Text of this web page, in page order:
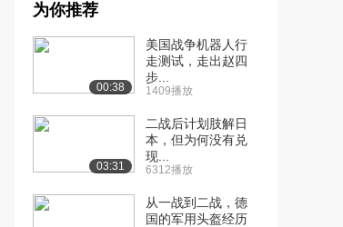
为你推荐
00:38
美国战争机器人行
走测试，走出赵四
步...
1409播放
03:31
二战后计划肢解日
本，但为何没有兑
现...
6312播放
从一战到二战，德
国的军用头盔经历